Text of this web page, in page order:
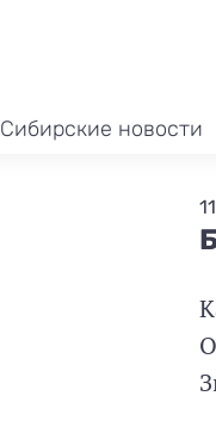
Сибирские новости